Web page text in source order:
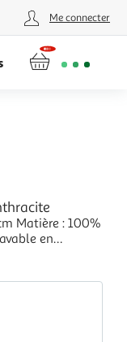
Me connecter
Matière : 100%
en
: Anthracite